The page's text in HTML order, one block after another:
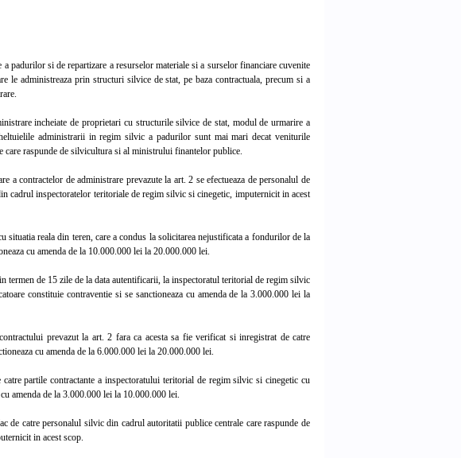
padurilor si de repartizare a resurselor materiale si a surselor financiare cuvenite
le administreaza prin structuri silvice de stat, pe baza contractuala, precum si a
incheiate de proprietari cu structurile silvice de stat, modul de urmarire a
administrarii in regim silvic a padurilor sunt mai mari decat veniturile
raspunde de silvicultura si al ministrului finantelor publice.
contractelor de administrare prevazute la art. 2 se efectueaza de personalul de
cadrul inspectoratelor teritoriale de regim silvic si cinegetic, imputernicit in acest
reala din teren, care a condus la solicitarea nejustificata a fondurilor de la
cu amenda de la 10.000.000 lei la 20.000.000 lei.
termen de 15 zile de la data autentificarii, la inspectoratul teritorial de regim silvic
constituie contraventie si se sanctioneaza cu amenda de la 3.000.000 lei la
prevazut la art. 2 fara ca acesta sa fie verificat si inregistrat de catre
cu amenda de la 6.000.000 lei la 20.000.000 lei.
partile contractante a inspectoratului teritorial de regim silvic si cinegetic cu
amenda de la 3.000.000 lei la 10.000.000 lei.
catre personalul silvic din cadrul autoritatii publice centrale care raspunde de
in acest scop.